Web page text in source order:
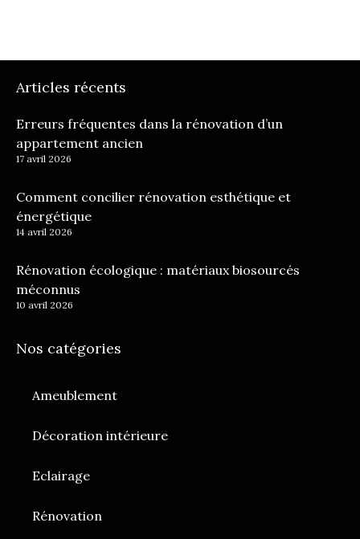
Articles récents
Erreurs fréquentes dans la rénovation d’un
appartement ancien
17 avril 2026
Comment concilier rénovation esthétique et
énergétique
14 avril 2026
Rénovation écologique : matériaux biosourcés
méconnus
10 avril 2026
Nos catégories
Ameublement
Décoration intérieure
Eclairage
Rénovation